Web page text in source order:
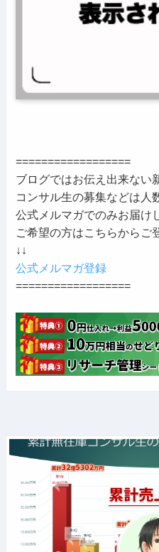
==================
ブログではお伝え出来ない
コンサル生の募集などは人
公式メルマガでのみお届け
ご希望の方はこちらからご
↓↓
公式メルマガ登録
==================